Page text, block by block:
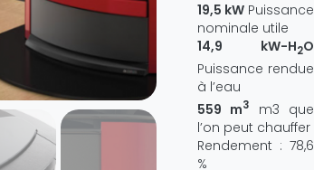
19,5 kW Puissance
nominale utile
14,9 kW-H2O
Puissance rendue
à l’eau
559 m3 m3 que
l’on peut chauffer
Rendement : 78,6
%